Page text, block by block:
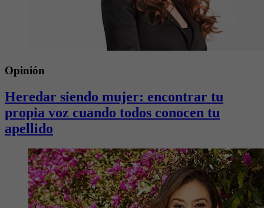
Opinión
Heredar siendo mujer: encontrar tu
propia voz cuando todos conocen tu
apellido